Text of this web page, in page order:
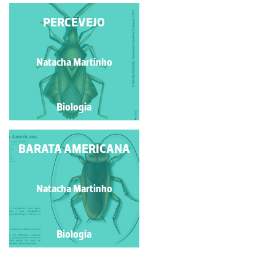
NINFA DE LIBÉLULA
Manuela Lopes
Biologia
PERCEVEJO
Natacha Martinho
Biologia
CAVALO DO DIABO
Natacha Martinho
Biologia
BARATA AMERICANA
Natacha Martinho
Biologia